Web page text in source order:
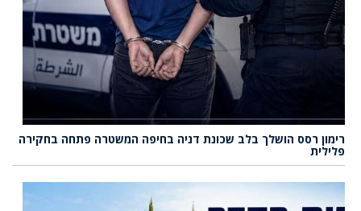
רימון רסס הושלך בלב שכונת דניה בחיפה המשטרה פתחה בחקירה
פלילית